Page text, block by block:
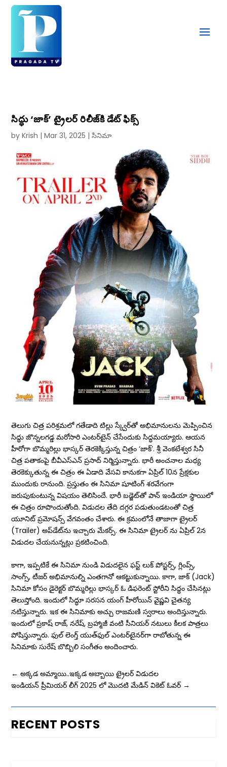
సిద్ధు ‘జాక్‌’ ట్రైలర్‌ రిలీజ్‌కి డేట్ ఫిక్స్
byKrish |Mar 31, 2025 |సినిమా
తెలుగు చిత్ర పరిశ్రమలో గతేడాది టిల్లు స్క్వేర్‌తో అభిమానులను మెప్పించిన
సిద్ధు జొన్నలగడ్డ మరోసారి ఎంటర్‌టైన్‌ చేసేందుకు సిద్ధమయ్యారు. ఆయన
హీరోగా బొమ్మరిల్లు భాస్కర్‌ తెరకెక్కిస్తున్న చిత్రం ‘జాక్‌’. శ్రీ వెంకటేశ్వర సినీ
చిత్ర పతాకంపై బీవీఎస్‌ఎన్ ప్రసాద్‌ నిర్మిస్తున్నారు. భారీ అంచనాల మధ్య
తెరకెక్కుతున్న ఈ చిత్రం ఈ ఏడాది వేసవి కానుకగా ఏప్రిల్ 10న ప్రేక్ష‌కుల
ముందుకు రానుంది. ప్ర‌స్తుతం ఈ సినిమా షూటింగ్ శ‌ర‌వేగంగా
జ‌రుపుకుంటున్న విష‌యం తెలిసిందే. భారీ బడ్జెట్‌తో పాన్‌ ఇండియా స్థాయిలో
ఈ చిత్రం రూపొందుతోంది. విడుదల తేది దగ్గర పడుతుండటంతో చిత్ర
యూనిట్ ప్రమోషన్స్ వేగవంతం చేశారు. ఈ క్రమంలోనే తాజాగా ట్రైలర్
(Trailer) అప్‌డేట్‌ను ఇచ్చారు మేకర్స్. ఈ సినిమా ట్రైలర్ ను ఏప్రిల్ 2న
విడుద‌ల చేయ‌నున్న‌ట్లు ప్ర‌క‌టించింది.
కాగా, ఇప్పటికే ఈ సినిమా నుండి విడుదలైన ఫస్ట్ లుక్ పోస్టర్స్, గ్లింప్స్,
సాంగ్స్, టీజర్ అభిమానుల్ని ఎంతగానో ఆకట్టుకున్నాయి. కాగా, జాక్ (Jack)
సినిమా కోసం డైరెక్టర్ బొమ్మరిల్లు భాస్కర్‌ ఓ డిఫరెంట్​ స్టోరీని సిద్ధం చేసినట్లు
తెలుస్తోంది. ఇందులో సిద్ధూ సరసన యంగ్ హీరోయిన్ వైష్ణవి చైతన్య
నటిస్తున్నారు. ఇక ఈ సినిమాకు అచ్చు రాజమణి స్వరాలు అందిస్తున్నారు.
ఇందులో ప్రకాష్ రాజ్, నరేష్, బ్రహ్మాజీ వంటి సీనియర్ నటులు కీలక పాత్రలు
పోషిస్తున్నారు. ఫుల్ లెంగ్త్ యుత్‌ఫుల్ ఎంట‌ర్‌టైన‌ర్‌గా రాబోతున్న ఈ
సినిమాకు సురేష్ బొబ్బిలి సంగీతం అందించారు.
←అక్కడ అమ్మాయి..ఇక్కడ అబ్బాయి ట్రైలర్ విడుదల
ఇండియన్ ప్రీమియర్ లీగ్ 2025 లో మొదటి మేడిన్ వికెట్ ఓవర్→
RECENT POSTS